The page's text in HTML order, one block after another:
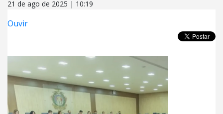
21 de ago de 2025 | 10:19
Ouvir